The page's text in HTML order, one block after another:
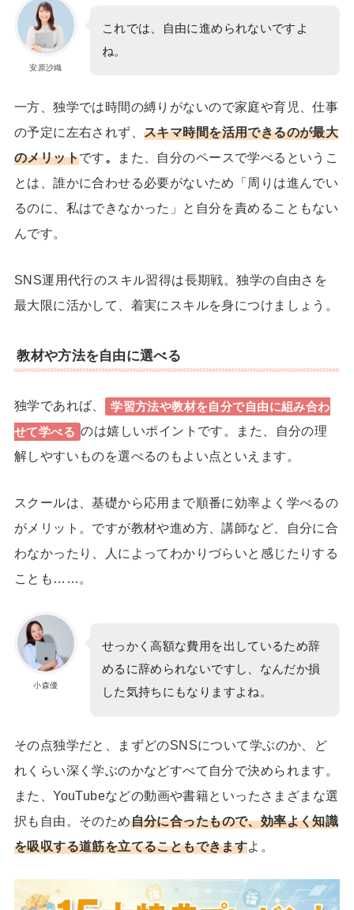
安原沙織
これでは、自由に進められないですよ
ね。
一方、独学では時間の縛りがないので家庭や育児、仕事
の予定に左右されず、スキマ時間を活用できるのが最大
のメリットです。
また、自分のペースで学べるというこ
とは、誰かに合わせる必要がないため「周りは進んでい
るのに、私はできなかった」と自分を責めることもない
んです。
SNS運用代行のスキル習得は長期戦。独学の自由さを
最大限に活かして、着実にスキルを身につけましょう。
教材や方法を自由に選べる
独学であれば、
学習方法や教材を自分で自由に組み合わ
せて学べる のは嬉しいポイントです。また、自分の理
解しやすいものを選べるのもよい点といえます。
スクールは、基礎から応用まで順番に効率よく学べるの
がメリット。ですが教材や進め方、講師など、自分に合
わなかったり、人によってわかりづらいと感じたりする
ことも……。
小森優
せっかく高額な費用を出しているため辞
めるに辞められないですし、なんだか損
した気持ちにもなりますよね。
その点独学だと、
まずどのSNSについて学ぶのか、ど
れくらい深く学ぶのかなどすべて自分で決められます。
また、YouTubeなどの動画や書籍といったさまざまな選
択も自由。そのため自分に合ったもので、効率よく知識
を吸収する道筋を立てることもできますよ。